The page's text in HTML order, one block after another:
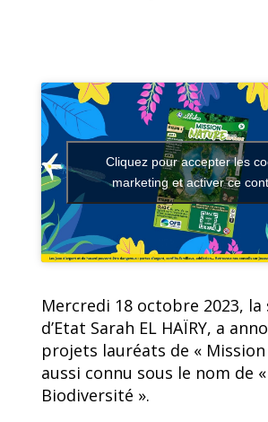
Cliquez pour accepter les
marketing et activer ce
Mercredi 18 octobre 2023,
d’Etat Sarah EL HAÏRY, a
projets lauréats de «
aussi connu sous le nom de
Biodiversité ».